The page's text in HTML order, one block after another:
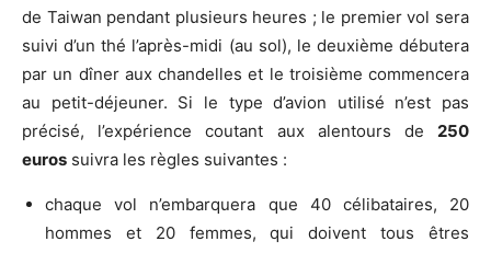
de Taiwan pendant plusieurs heures ; le premier vol sera
suivi d’un thé l’après-midi (au sol), le deuxième débutera
par un dîner aux chandelles et le troisième commencera
au petit-déjeuner. Si le type d’avion utilisé n’est pas
précisé, l’expérience coutant aux alentours de 250
euros suivra les règles suivantes :
chaque vol n’embarquera que 40 célibataires, 20
hommes et 20 femmes, qui doivent tous êtres